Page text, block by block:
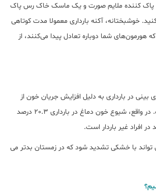
پاک کننده ملایم صورت و یک ماسک خاک رس پاک
خوشبختانه، آکنه بارداری معمولا مدت کوتاهی
هورمون‌های شما دوباره تعادل پیدا می‌کنند، از
بینی در بارداری به دلیل افزایش جریان خون از
طریق بینی شایع است. در واقع، شیوع خون دماغ در بارداری 20.3 درصد
با خشکی تشدید شود که در زمستان بدتر می